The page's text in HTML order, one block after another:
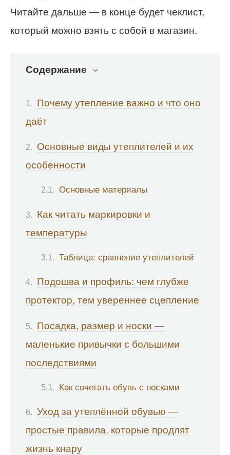
Читайте дальше — в конце будет чеклист,
который можно взять с собой в магазин.
Содержание
Почему утепление важно и что оно
даёт
Основные виды утеплителей и их
особенности
Основные материалы
Как читать маркировки и
температуры
Таблица: сравнение утеплителей
Подошва и профиль: чем глубже
протектор, тем увереннее сцепление
Посадка, размер и носки —
маленькие привычки с большими
последствиями
Как сочетать обувь с носками
Уход за утеплённой обувью —
простые правила, которые продлят
жизнь кнару